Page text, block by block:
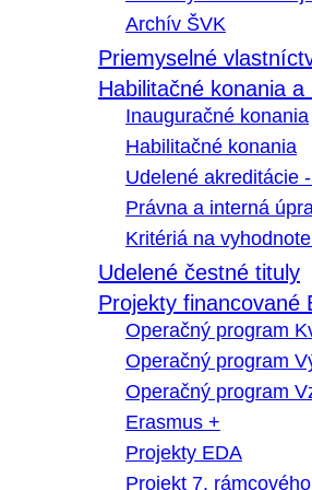
Archív ŠVK
Priemyselné
Habilitačné konania
Inauguračné konania
Habilitačné konania
Udelené akreditácie
Právna a interná
Kritériá na
Udelené čestné tituly
Projekty financované
Operačný program
Operačný program
Operačný program
Erasmus +
Projekty EDA
Projekt 7.